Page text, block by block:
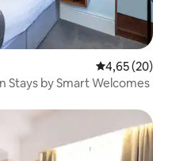
Gemiddelde
4,65 (20)
Stays by Smart Welcomes